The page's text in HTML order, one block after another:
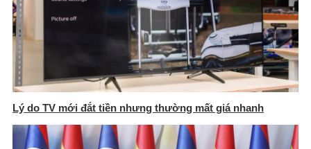
Lý do TV mới đắt tiền nhưng thường mất giá nhanh